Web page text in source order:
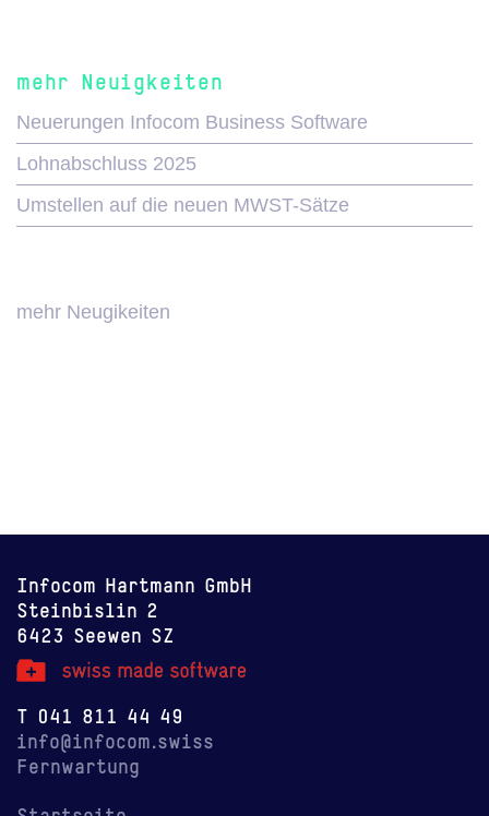
mehr Neuigkeiten
Neuerungen Infocom Business Software
Lohnabschluss 2025
Umstellen auf die neuen MWST-Sätze
mehr Neugikeiten
Infocom Hartmann GmbH
Steinbislin 2
6423 Seewen SZ
T 041 811 44 49
info@infocom.swiss
Fernwartung